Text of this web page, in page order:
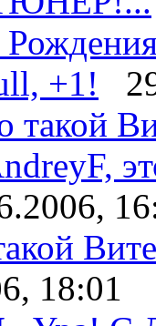
+1!
такой
18:01